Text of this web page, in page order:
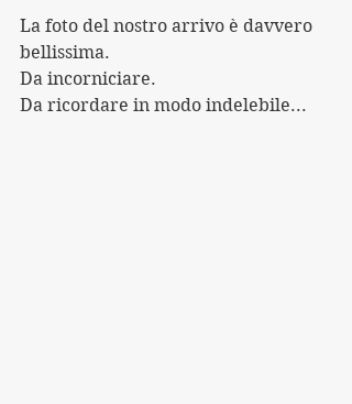
La foto del nostro arrivo è davvero
bellissima.
Da incorniciare.
Da ricordare in modo indelebile...